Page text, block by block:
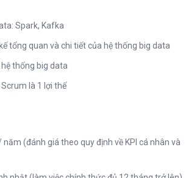
Spark, Kafka
tổng quan và chi tiết của hệ thống big data
thống big data
là 1 lợi thế
(đánh giá theo quy định về KPI cá nhân và